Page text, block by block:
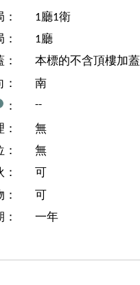
1廳1衛
1廳
本標的不含頂樓加蓋
南
： --
無
無
：
可
可
一年